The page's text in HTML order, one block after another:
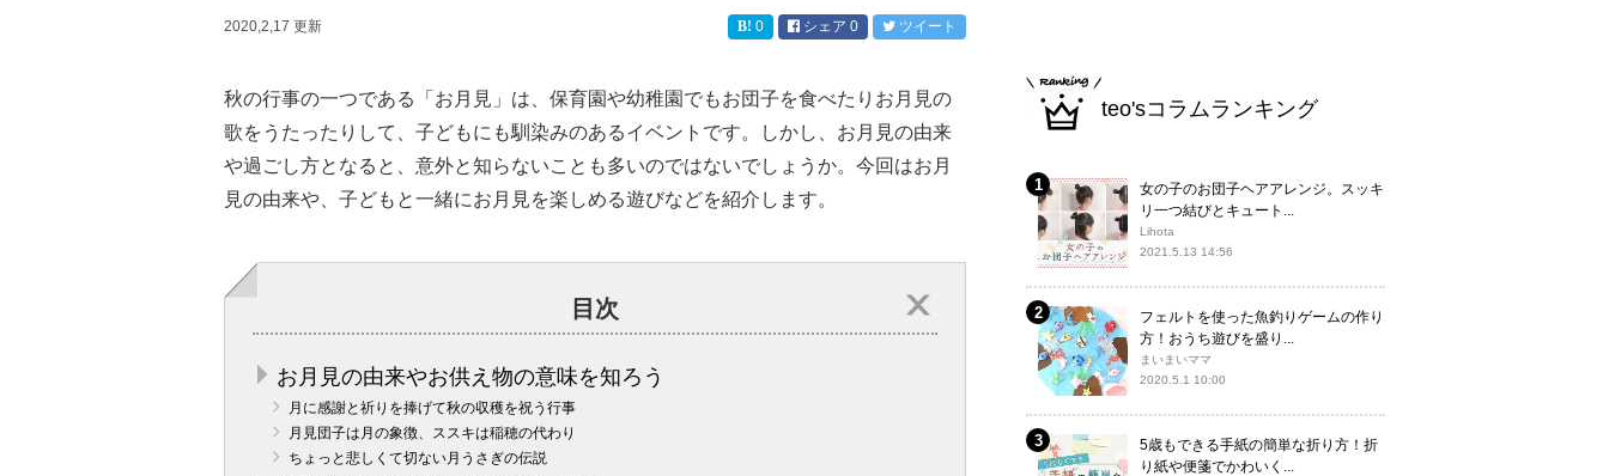
2020,2,17 更新 0 シェア 0 ツイート
秋の行事の一つである「お月見」は、保育園や幼稚園でもお団子を食べたりお月見の
歌をうたったりして、子どもにも馴染みのあるイベントです。しかし、お月見の由来
や過ごし方となると、意外と知らないことも多いのではないでしょうか。今回はお月
見の由来や、子どもと一緒にお月見を楽しめる遊びなどを紹介します。
目次
お月見の由来やお供え物の意味を知ろう
月に感謝と祈りを捧げて秋の収穫を祝う行事
月見団子は月の象徴、ススキは稲穂の代わり
ちょっと悲しくて切ない月うさぎの伝説
teo'sコラムランキング
女の子のお団子ヘアアレンジ。スッキ
リ一つ結びとキュート...
Lihota
2021.5.13 14:56
フェルトを使った魚釣りゲームの作り
方！おうち遊びを盛り...
まいまいママ
2020.5.1 10:00
5歳もできる手紙の簡単な折り方！折
り紙や便箋でかわいく...